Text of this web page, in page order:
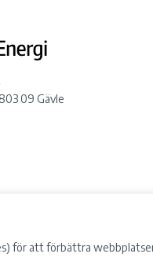
för att förbättra
09 Gävle